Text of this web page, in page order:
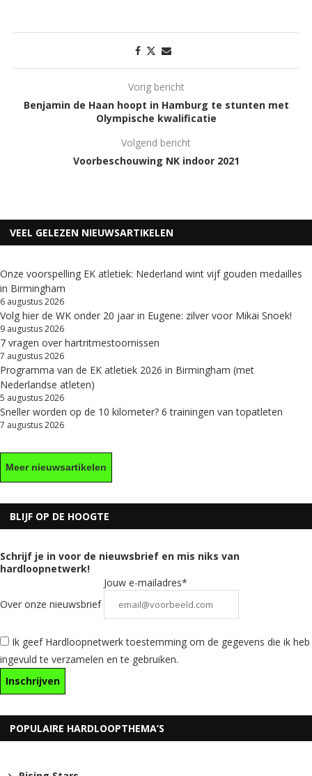
Vorig bericht
Benjamin de Haan hoopt in Hamburg te stunten met
Olympische kwalificatie
Volgend bericht
Voorbeschouwing NK indoor 2021
VEEL GELEZEN NIEUWSARTIKELEN
Onze voorspelling EK atletiek: Nederland wint vijf gouden medailles
in Birmingham
6 augustus 2026
Volg hier de WK onder 20 jaar in Eugene: zilver voor Mikai Snoek!
9 augustus 2026
7 vragen over hartritmestoornissen
7 augustus 2026
Programma van de EK atletiek 2026 in Birmingham (met
Nederlandse atleten)
5 augustus 2026
Sneller worden op de 10 kilometer? 6 trainingen van topatleten
7 augustus 2026
Meer nieuwsartikelen
BLIJF OP DE HOOGTE
Schrijf je in voor de nieuwsbrief en mis niks van
hardloopnetwerk!
Over onze nieuwsbrief
Jouw e-mailadres*
Ik geef Hardloopnetwerk toestemming om de gegevens die ik heb
ingevuld te verzamelen en te gebruiken.
POPULAIRE HARDLOOPTHEMA’S